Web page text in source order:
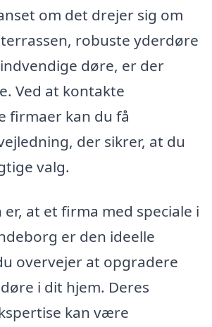
om det drejer sig om
robuste yderdøre
døre, er der
Ved at kontakte
firmaer kan du få
der sikrer, at du
valg.
at et firma med speciale i
er den ideelle
overvejer at opgradere
i dit hjem. Deres
kan være